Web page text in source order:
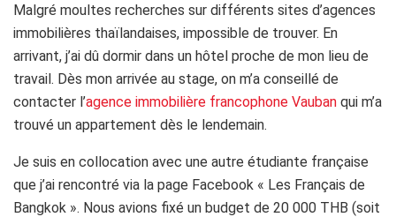
Malgré moultes recherches sur différents sites d’agences
immobilières thaïlandaises, impossible de trouver. En
arrivant, j’ai dû dormir dans un hôtel proche de mon lieu de
travail. Dès mon arrivée au stage, on m’a conseillé de
contacter l’agence immobilière francophone Vauban qui m’a
trouvé un appartement dès le lendemain.
Je suis en collocation avec une autre étudiante française
que j’ai rencontré via la page Facebook « Les Français de
Bangkok ». Nous avions fixé un budget de 20 000 THB (soit